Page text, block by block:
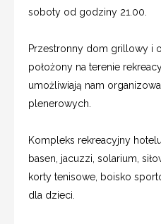
soboty od godziny 21.00.
Przestronny dom grillowy i
położony na terenie
umożliwiają nam
plenerowych.
Kompleks rekreacyjny
basen, jacuzzi, solarium,
korty tenisowe, boisko
dla dzieci.